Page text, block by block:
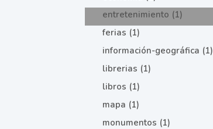
entretenimiento (1)
ferias (1)
información-geográfica (1)
librerias (1)
libros (1)
mapa (1)
monumentos (1)